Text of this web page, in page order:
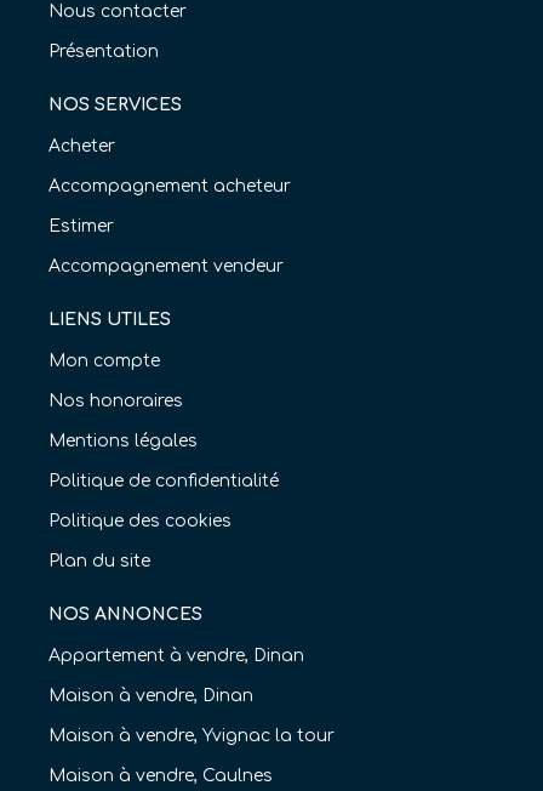
Nous contacter
Présentation
NOS SERVICES
Acheter
Accompagnement acheteur
Estimer
Accompagnement vendeur
LIENS UTILES
Mon compte
Nos honoraires
Mentions légales
Politique de confidentialité
Politique des cookies
Plan du site
NOS ANNONCES
Appartement à vendre, Dinan
Maison à vendre, Dinan
Maison à vendre, Yvignac la tour
Maison à vendre, Caulnes